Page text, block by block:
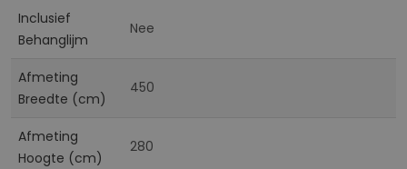
Inclusief
Behanglijm
Nee
Afmeting
Breedte (cm)
450
Afmeting
Hoogte (cm)
280